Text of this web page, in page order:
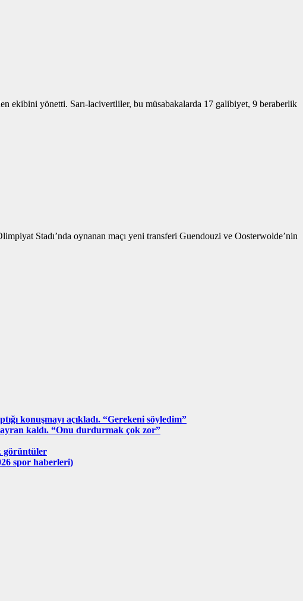
ekibini yönetti. Sarı-lacivertliler, bu müsabakalarda 17 galibiyet, 9 beraberlik
Stadı’nda oynanan maçı yeni transferi Guendouzi ve Oosterwolde’nin
konuşmayı açıkladı. “Gerekeni söyledim”
kaldı. “Onu durdurmak çok zor”
görüntüler
spor haberleri)